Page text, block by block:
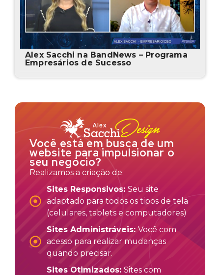
Alex Sacchi na BandNews – Programa
Empresários de Sucesso
Você está em busca de um
website para impulsionar o
seu negócio?
Realizamos a criação de:
Sites Responsivos: Seu site
adaptado para todos os tipos de tela
(celulares, tablets e computadores)
Sites Administráveis: Você com
acesso para realizar mudanças
quando precisar.
Sites Otimizados: Sites com